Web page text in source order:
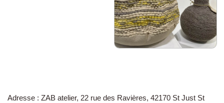
Adresse : ZAB atelier, 22 rue des Ravières, 42170 St Just St